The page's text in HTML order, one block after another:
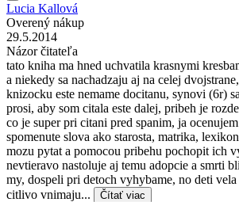
Lucia Kallová
Overený nákup
29.5.2014
Názor čitateľa
tato kniha ma hned uchvatila krasnymi
a niekedy sa nachadzaju aj na celej
knizocku este nemame docitanu, synovi (6r)
prosi, aby som citala este dalej, pribeh je
co je super pri citani pred spanim, ja
spomenute slova ako starosta, matrika,
mozu pytat a pomocou pribehu pochopit ich
nevtieravo nastoluje aj temu adopcie a smrti
my, dospeli pri detoch vyhybame, no deti
citlivo vnimaju...
Čítať viac